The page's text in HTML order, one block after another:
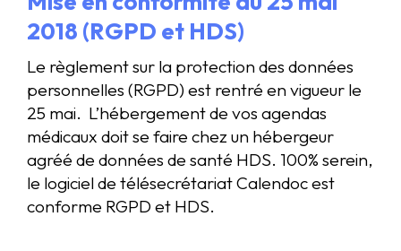
2018 (RGPD et HDS)
Le règlement sur la protection des données
personnelles (RGPD) est rentré en vigueur le
25 mai. L’hébergement de vos agendas
médicaux doit se faire chez un hébergeur
agréé de données de santé HDS. 100% serein,
le logiciel de télésecrétariat Calendoc est
conforme RGPD et HDS.